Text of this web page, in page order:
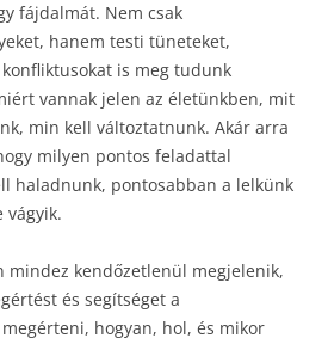
fájdalmát. Nem csak
hanem testi tüneteket,
is meg tudunk
vannak jelen az életünkben, mit
min kell változtatnunk. Akár arra
milyen pontos feladattal
haladnunk, pontosabban a lelkünk
vágyik.
mindez kendőzetlenül megjelenik,
és segítséget a
hogyan, hol, és mikor